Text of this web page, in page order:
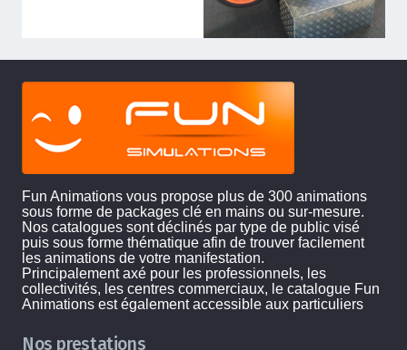
Fun Animations vous propose plus de 300 animations
sous forme de packages clé en mains ou sur-mesure.
Nos catalogues sont déclinés par type de public visé
puis sous forme thématique afin de trouver facilement
les animations de votre manifestation.
Principalement axé pour les professionnels, les
collectivités, les centres commerciaux, le catalogue Fun
Animations est également accessible aux particuliers
Nos prestations